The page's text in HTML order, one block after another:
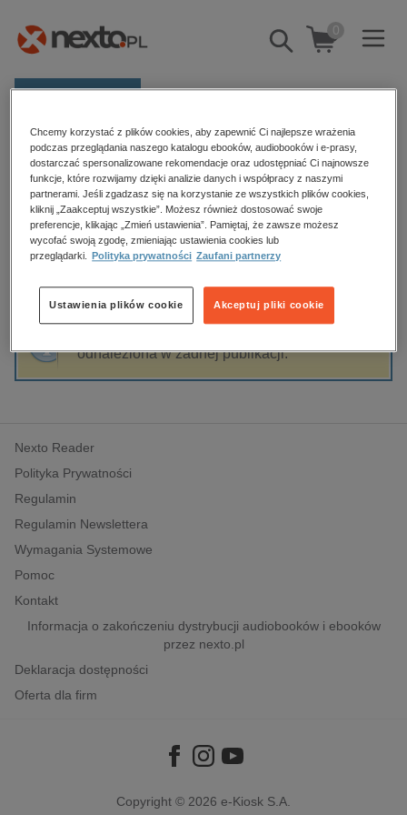
Pokaż/schowaj
wyszukiwarkę
0
Kategorie
Zobacz wszystkie E-prasa
budownictwo, aranżacja wnętrz
biznesowe, branżowe, gospodarka
dzienniki
edukacja
hobby, sport, rozrywka
komputery, internet, technologie, informatyka
polityka, społeczno-informacyjne
psychologiczne
inne
popularno-naukowe
historia
Strona główna Katarzyna Lewandowicz
Katarzyna Lewandowicz
Sortowanie Filtrowanie
odnaleziona w żadnej publikacji.
Nexto Reader
Polityka Prywatności
Regulamin
Regulamin Newslettera
Wymagania Systemowe
Pomoc
Kontakt
Informacja o zakończeniu dystrybucji audiobooków i ebooków
przez nexto.pl
Deklaracja dostępności
Oferta dla firm
Copyright © 2026 e-Kiosk S.A.
Chcemy korzystać z plików cookies, aby zapewnić Ci najlepsze wrażenia
podczas przeglądania naszego katalogu ebooków, audiobooków i e-prasy,
dostarczać spersonalizowane rekomendacje oraz udostępniać Ci najnowsze
funkcje, które rozwijamy dzięki analizie danych i współpracy z naszymi
partnerami. Jeśli zgadzasz się na korzystanie ze wszystkich plików cookies,
kliknij „Zaakceptuj wszystkie”. Możesz również dostosować swoje
preferencje, klikając „Zmień ustawienia”. Pamiętaj, że zawsze możesz
wycofać swoją zgodę, zmieniając ustawienia cookies lub
przeglądarki.
Polityka prywatności Zaufani partnerzy
Akceptuj pliki cookie
Ustawienia plików cookie